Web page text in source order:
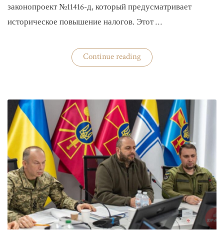
законопроект №11416-д, который предусматривает
историческое повышение налогов. Этот …
Continue reading«Комитет
ВР
налогов»